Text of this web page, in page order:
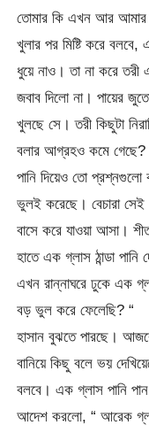
তোমার কি এখন আর আমার
খুলার পর মিষ্টি করে বলবে,
ধুয়ে নাও। তা না করে
জবাব দিলো না। পায়ের
খুলছে সে। তরী কিছুটা
বলার আগ্রহও কমে গেছে?
পানি দিয়েও তো প্রশ্নগুলো
ভুলই করেছে। বেচারা
বাসে করে যাওয়া আসা।
হাতে এক গ্লাস ঠান্ডা পানি
এখন রান্নাঘরে ঢুকে এক
বড় ভুল করে ফেলেছি? “
হাসান বুঝতে পারছে।
বানিয়ে কিছু বলে ভয়
বলবে। এক গ্লাস পানি
আদেশ করলো, “ আরেক